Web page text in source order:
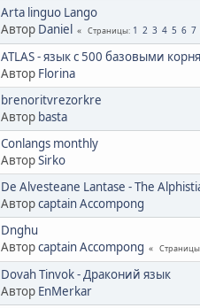
Arta linguo Lango
Автор Daniel Страницы 1 2 3 4 5 6 7
ATLAS - язык с 500 базовыми
Автор Florina
brenoritvrezorkre
Автор basta
Conlangs monthly
АвторSirko
De Alvesteane Lantase - The
Авторcaptain Accompong
Dnghu
Авторcaptain Accompong Страницы
Dovah Tinvok - Драконий язык
Автор EnMerkar